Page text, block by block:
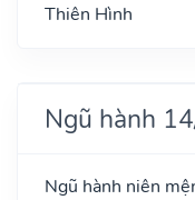
Thiên Hình
Ngũ hành
Ngũ hành niên